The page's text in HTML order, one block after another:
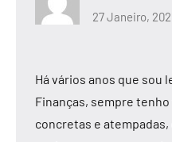
27 Janeiro,
Há vários anos que sou
Finanças, sempre
concretas e